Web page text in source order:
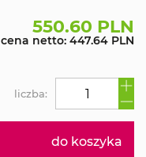
550.60 PLN
cena netto: 447.64 PLN
do koszyka
liczba: